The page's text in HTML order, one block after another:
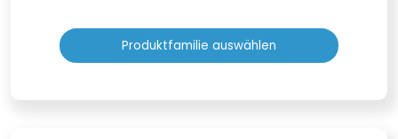
Produktfamilie auswählen